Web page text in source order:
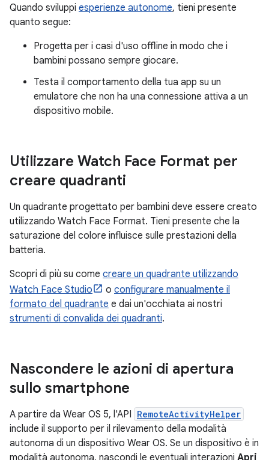
Quando sviluppi esperienze autonome, tieni presente
quanto segue:
Progetta per i casi d'uso offline in modo che i
bambini possano sempre giocare.
Testa il comportamento della tua app su un
emulatore che non ha una connessione attiva a un
dispositivo mobile.
Utilizzare Watch Face Format per
creare quadranti
Un quadrante progettato per bambini deve essere creato
utilizzando Watch Face Format. Tieni presente che la
saturazione del colore influisce sulle prestazioni della
batteria.
Scopri di più su come creare un quadrante utilizzando
Watch Face Studio
o configurare manualmente il
formato del quadrante e dai un'occhiata ai nostri
strumenti di convalida dei quadranti.
Nascondere le azioni di apertura
sullo smartphone
A partire da Wear OS 5, l'API RemoteActivityHelper
include il supporto per il rilevamento della modalità
autonoma di un dispositivo Wear OS. Se un dispositivo è in
modalità autonoma, nascondi le eventuali interazioni Apri